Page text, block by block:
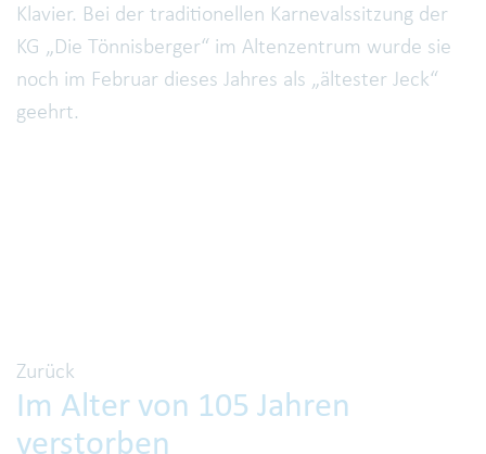
Klavier. Bei der traditionellen Karnevalssitzung der
KG „Die Tönnisberger“ im Altenzentrum wurde sie
noch im Februar dieses Jahres als „ältester Jeck“
geehrt.
Zurück
Im Alter von 105 Jahren
verstorben